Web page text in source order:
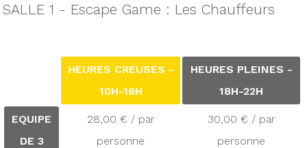
SALLE 1 - Escape Game : Les Chauffeurs
HEURES CREUSES -
10H-16H
HEURES PLEINES -
18H-22H
EQUIPE
DE 3
28,00 € / par
personne
30,00 € / par
personne